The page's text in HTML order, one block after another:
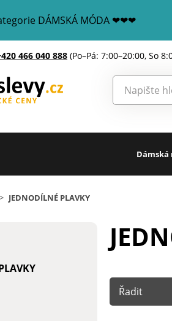
DÁMSKÁ MÓDA ❤❤❤
466 040 888 (Po–Pá: 7:00–20:00, So
Dámská
> JEDNODÍLNÉ PLAVKY
Řadit